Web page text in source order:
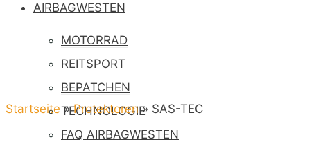
AIRBAGWESTEN
MOTORRAD
REITSPORT
BEPATCHEN
TECHNOLOGIE
FAQ AIRBAGWESTEN
Startseite»Protektoren» SAS-TEC